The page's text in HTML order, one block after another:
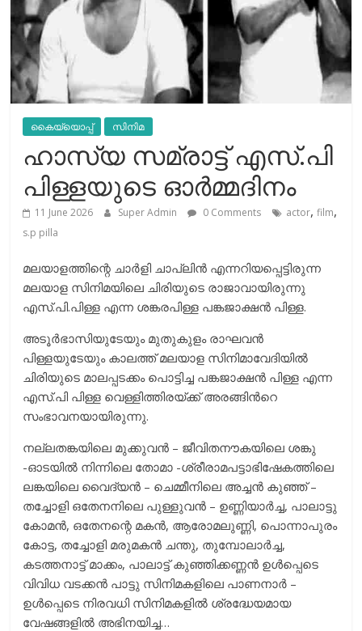
കൈയ്യൊപ്പ് സിനിമ
ഹാസ്യ സമ്രാട്ട് എസ്.പി
പിള്ളയുടെ ഓര്‍മ്മദിനം
11 June 2026 Super Admin 0 Comments actor,film,
s.p pilla
മലയാളത്തിന്റെ ചാർളി ചാപ്ലിൻ എന്നറിയപ്പെട്ടിരുന്ന
മലയാള സിനിമയിലെ ചിരിയുടെ രാജാവായിരുന്നു
എസ്.പി.പിള്ള എന്ന ശങ്കരപിള്ള പങ്കജാക്ഷൻ പിള്ള.
അടൂര്‍ഭാസിയുടേയും മുതുകുളം രാഘവന്‍
പിള്ളയുടേയും കാലത്ത് മലയാള സിനിമാവേദിയില്‍
ചിരിയുടെ മാലപ്പടക്കം പൊട്ടിച്ച പങ്കജാക്ഷന്‍ പിള്ള എന്ന
എസ്.പി പിള്ള വെള്ളിത്തിരയ്ക്ക് അരങ്ങിന്‍റെ
സംഭാവനയായിരുന്നു.
നല്ലതങ്കയിലെ മുക്കുവൻ – ജീവിതനൗകയിലെ ശങ്കു
-ഓടയിൽ നിന്നിലെ തോമാ -ശ്രീരാമപട്ടാഭിഷേകത്തിലെ
ലങ്കയിലെ വൈദ്യൻ – ചെമ്മീനിലെ അച്ചൻ കുഞ്ഞ് –
തച്ചോളി ഒതേനനിലെ പുള്ളുവൻ – ഉണ്ണിയാർച്ച, പാലാട്ടു
കോമൻ, ഒതേനന്റെ മകൻ, ആരോമലുണ്ണി, പൊന്നാപുരം
കോട്ട, തച്ചോളി മരുമകൻ ചന്തു, തുമ്പോലാർച്ച,
കടത്തനാട്ട് മാക്കം, പാലാട്ട് കുഞ്ഞിക്കണ്ണൻ ഉൾപ്പെടെ
വിവിധ വടക്കൻ പാട്ടു സിനിമകളിലെ പാണനാർ –
ഉൾപ്പെടെ നിരവധി സിനിമകളിൽ ശ്രദ്ധേയമായ
വേഷങ്ങളിൽ അഭിനയിച്ച…